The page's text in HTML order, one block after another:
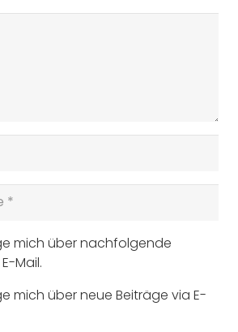
mich über nachfolgende
Mail.
mich über neue Beiträge via E-